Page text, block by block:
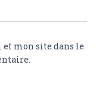
mon site dans le